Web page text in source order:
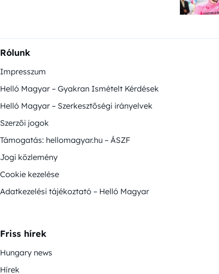
Rólunk
Impresszum
Helló Magyar – Gyakran Ismételt Kérdések
Helló Magyar – Szerkesztőségi irányelvek
Szerzői jogok
Támogatás: hellomagyar.hu – ÁSZF
Jogi közlemény
Cookie kezelése
Adatkezelési tájékoztató – Helló Magyar
Friss hírek
Hungary news
Hírek